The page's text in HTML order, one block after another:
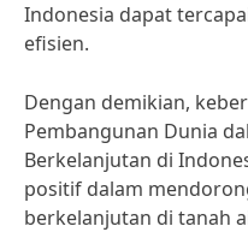
Indonesia dapat
efisien.
Dengan demikian,
Pembangunan Dunia
Berkelanjutan di
positif dalam
berkelanjutan di tanah